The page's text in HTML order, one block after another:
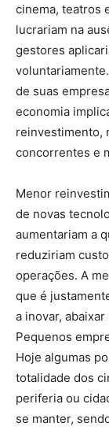
cinema, teatros
lucrariam na
gestores
de suas
economia
reinvestimento,
concorrentes e
Menor
de novas
aumentariam a
reduziriam
operações. A
que é
a inovar,
Pequenos
Hoje algumas
totalidade dos
periferia ou
se manter,